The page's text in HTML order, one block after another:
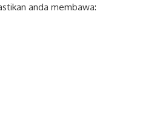
anda membawa: